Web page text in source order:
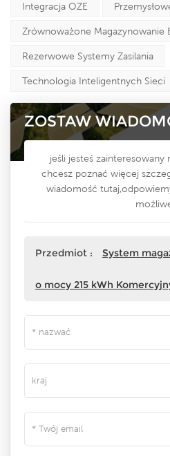
Integracja OZE
Zrównoważone Magazynowanie
Rezerwowe Systemy Zasilania
Technologia Inteligentnych Sieci
ZOSTAW
jeśli jesteś zainteresowany
chcesz poznać więcej
wiadomość
Przedmiot : System
o mocy 215 kWh